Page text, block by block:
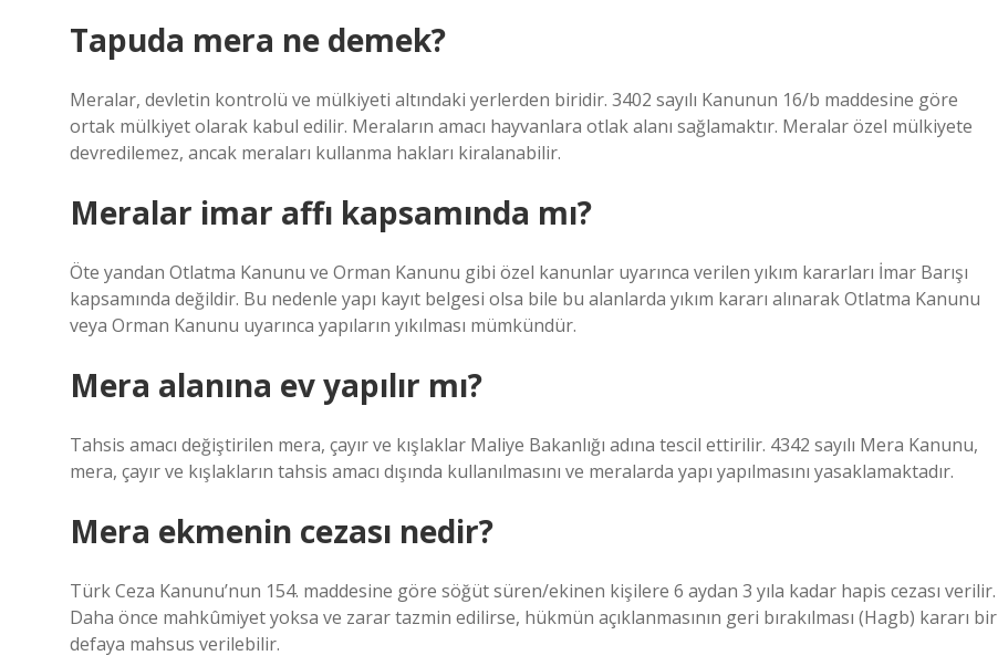
Tapuda mera ne demek?
Meralar, devletin kontrolü ve mülkiyeti altındaki yerlerden biridir. 3402 sayılı Kanunun 16/b maddesine göre
ortak mülkiyet olarak kabul edilir. Meraların amacı hayvanlara otlak alanı sağlamaktır. Meralar özel mülkiyete
devredilemez, ancak meraları kullanma hakları kiralanabilir.
Meralar imar affı kapsamında mı?
Öte yandan Otlatma Kanunu ve Orman Kanunu gibi özel kanunlar uyarınca verilen yıkım kararları İmar Barışı
kapsamında değildir. Bu nedenle yapı kayıt belgesi olsa bile bu alanlarda yıkım kararı alınarak Otlatma Kanunu
veya Orman Kanunu uyarınca yapıların yıkılması mümkündür.
Mera alanına ev yapılır mı?
Tahsis amacı değiştirilen mera, çayır ve kışlaklar Maliye Bakanlığı adına tescil ettirilir. 4342 sayılı Mera Kanunu,
mera, çayır ve kışlakların tahsis amacı dışında kullanılmasını ve meralarda yapı yapılmasını yasaklamaktadır.
Mera ekmenin cezası nedir?
Türk Ceza Kanunu’nun 154. maddesine göre söğüt süren/ekinen kişilere 6 aydan 3 yıla kadar hapis cezası verilir.
Daha önce mahkûmiyet yoksa ve zarar tazmin edilirse, hükmün açıklanmasının geri bırakılması (Hagb) kararı bir
defaya mahsus verilebilir.